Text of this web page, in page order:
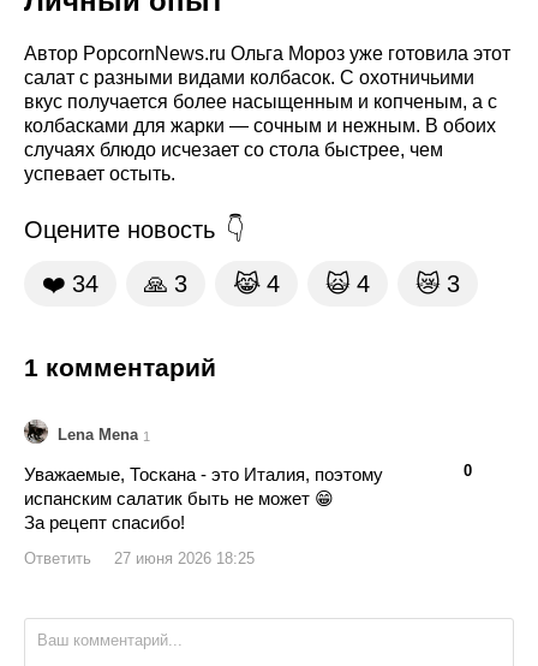
Автор PopcornNews.ru Ольга Мороз уже готовила этот
салат с разными видами колбасок. С охотничьими
вкус получается более насыщенным и копченым, а с
колбасками для жарки — сочным и нежным. В обоих
случаях блюдо исчезает со стола быстрее, чем
успевает остыть.
Оцените новость
❤️ 34 🙏 3 😹 4 🙀 4 😿 3
1 комментарий
Lena Mena 1
0
Уважаемые, Тоскана - это Италия, поэтому
испанским салатик быть не может 😁
За рецепт спасибо!
Ответить 27 июня 2026 18:25